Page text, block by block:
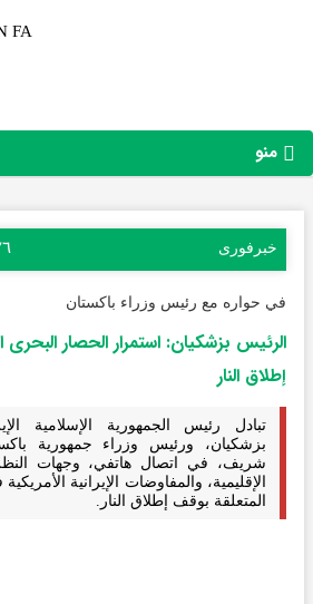
FA
منو
خبرفوری ٢٦ أبريل
في حواره مع رئيس وزراء باكستان
الرئیس بزشکیان: استمرار الحصار
إطلاق النار
تبادل رئيس الجمهورية الإسلامية
بزشكيان، ورئيس وزراء جمهورية
شريف، في اتصال هاتفي، وجهات
الإقليمية، والمفاوضات الإيرانية
المتعلقة بوقف إطلاق النار.